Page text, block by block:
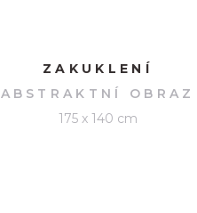
ZAKUKLENÍ
ABSTRAKTNÍ OBRAZ
175 x 140 cm